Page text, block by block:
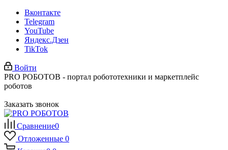
Вконтакте
Telegram
YouTube
Яндекс.Дзен
TikTok
Войти
PRO РОБОТОВ - портал робототехники и маркетплейс
роботов
Заказать звонок
Сравнение0
Отложенные 0